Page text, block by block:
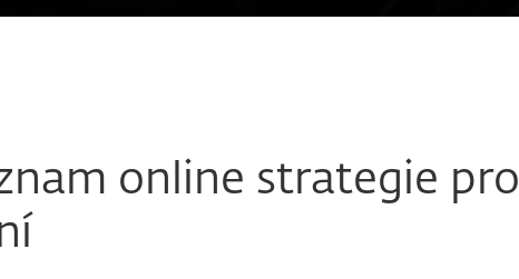
online strategie pro